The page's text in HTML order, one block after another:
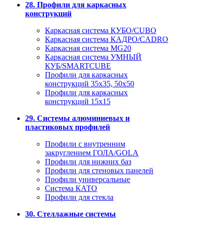
28. Профили для каркасных
конструкций
Каркасная система КУБО/CUBO
Каркасная система КАДРО/CADRO
Каркасная система MG20
Каркасная система УМНЫЙ
КУБ/SMARTCUBE
Профили для каркасных
конструкций 35x35, 50x50
Профили для каркасных
конструкций 15х15
29. Системы алюминиевых и
пластиковых профилей
Профили с внутренним
закруглением ГОЛА/GOLA
Профили для нижних баз
Профили для стеновых панелей
Профили универсальные
Система КАТО
Профили для стекла
30. Стеллажные системы